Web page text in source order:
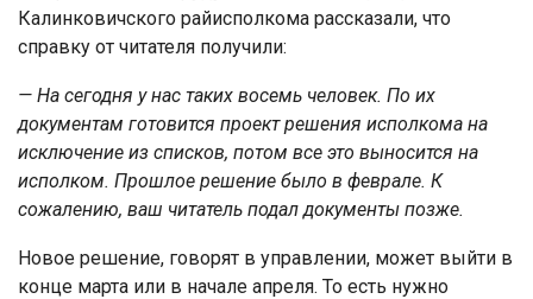
Калинковичского райисполкома рассказали, что
справку от читателя получили:
— На сегодня у нас таких восемь человек. По их
документам готовится проект решения исполкома на
исключение из списков, потом все это выносится на
исполком. Прошлое решение было в феврале. К
сожалению, ваш читатель подал документы позже.
Новое решение, говорят в управлении, может выйти в
конце марта или в начале апреля. То есть нужно